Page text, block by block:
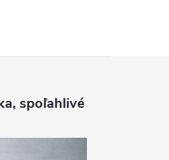
spoľahlivé